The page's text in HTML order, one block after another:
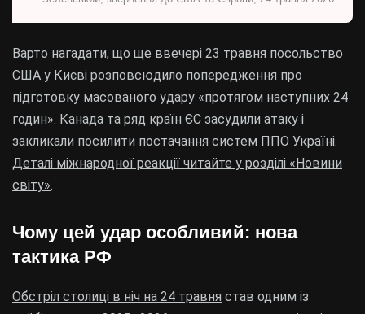
Варто нагадати, що ще ввечері 23 травня посольство
США у Києві розповсюдило попередження про
підготовку масованого удару «протягом наступних 24
годин». Канада та ряд країн ЄС засудили атаку і
закликали посилити постачання систем ППО Україні.
Деталі міжнародної реакції читайте у розділі «Новини
світу».
Чому цей удар особливий: нова
тактика РФ
Обстріл столиці в ніч на 24 травня став одним із